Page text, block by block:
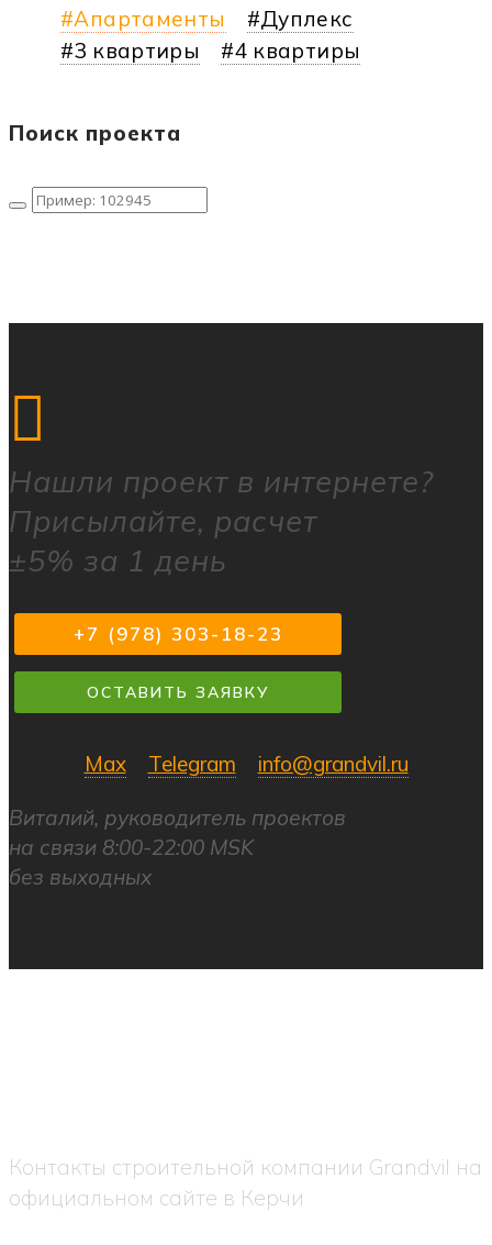
Апартаменты
Дуплекс
3 квартиры
4 квартиры
Поиск проекта
Нашли проект в интернете?
Присылайте, расчет
±5% за 1 день
+7 (978) 303-18-23
ОСТАВИТЬ ЗАЯВКУ
Max Telegram info@grandvil.ru
Виталий, руководитель проектов
на связи 8:00-22:00 MSK
без выходных
Контакты строительной компании Grandvil на
официальном сайте в Керчи